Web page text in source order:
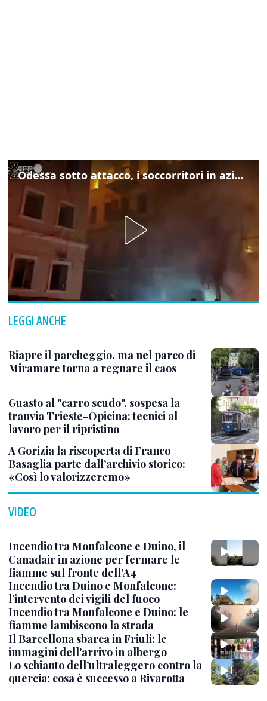
Odessa sotto attacco, i soccorritori in azione
LEGGI ANCHE
Riapre il parcheggio, ma nel parco di
Miramare torna a regnare il caos
Guasto al "carro scudo", sospesa la
tranvia Trieste-Opicina: tecnici al
lavoro per il ripristino
A Gorizia la riscoperta di Franco
Basaglia parte dall’archivio storico:
«Così lo valorizzeremo»
VIDEO
Incendio tra Monfalcone e Duino, il
Canadair in azione per fermare le
fiamme sul fronte dell’A4
Incendio tra Duino e Monfalcone:
l’intervento dei vigili del fuoco
Incendio tra Monfalcone e Duino: le
fiamme lambiscono la strada
Il Barcellona sbarca in Friuli: le
immagini dell'arrivo in albergo
Lo schianto dell’ultraleggero contro la
quercia: cosa è successo a Rivarotta